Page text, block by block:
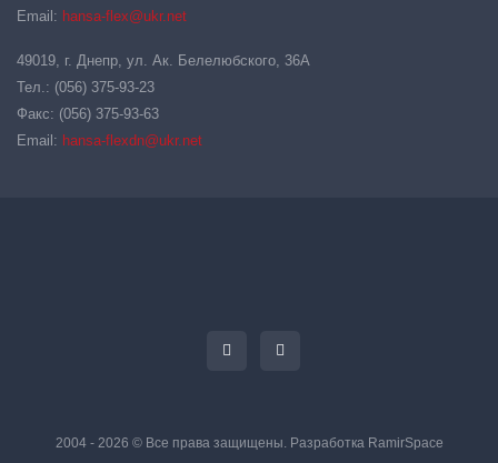
Email: hansa-flex@ukr.net
49019, г. Днепр, ул. Ак. Белелюбского, 36А
Тел.: (056) 375-93-23
Факс: (056) 375-93-63
Email: hansa-flexdn@ukr.net
2004 - 2026 © Все права защищены. Разработка RamirSpace